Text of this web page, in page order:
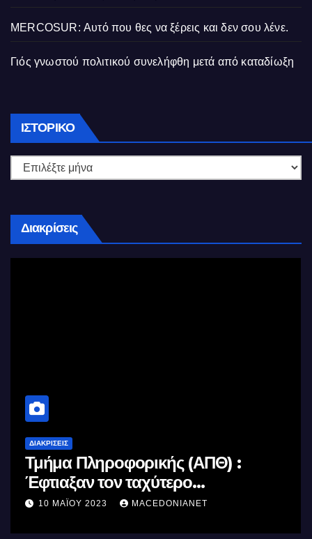
MERCOSUR: Αυτό που θες να ξέρεις και δεν σου λένε.
Γιός γνωστού πολιτικού συνελήφθη μετά από καταδίωξη
ΙΣΤΟΡΙΚΌ Ιστορικό
Διακρίσεις
ΔΙΑΚΡΊΣΕΙΣ
Τμήμα Πληροφορικής (ΑΠΘ) :
Έφτιαξαν τον ταχύτερο
επεξεργαστή AI στον κόσμο με τη
10 ΜΑΪ́ΟΥ 2023 MACEDONIANET